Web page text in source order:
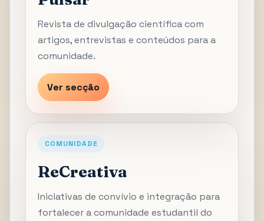
Revista de divulgação científica com
artigos, entrevistas e conteúdos para a
comunidade.
Ver secção
COMUNIDADE
ReCreativa
Iniciativas de convívio e integração para
fortalecer a comunidade estudantil do